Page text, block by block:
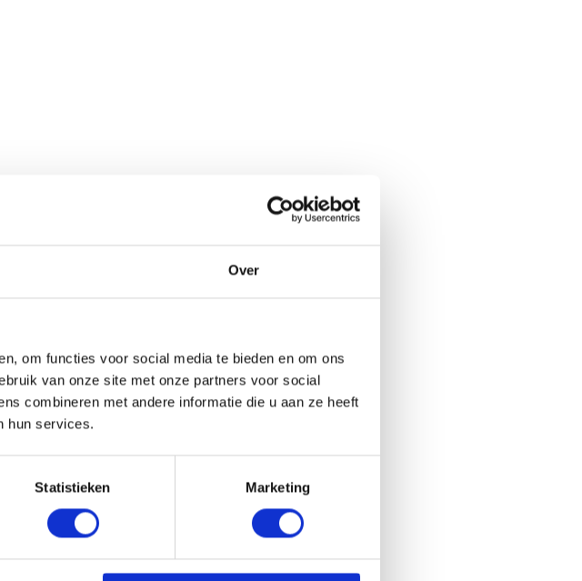
Over
om functies voor social media te bieden en om ons
van onze site met onze partners voor social
combineren met andere informatie die u aan ze heeft
hun services.
Statistieken Marketing